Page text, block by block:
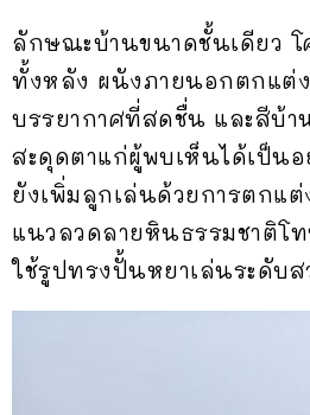
ลักษณะบ้านขนาดชั้นเดียว
ทั้งหลัง ผนังภายนอกตกแต่
บรรยากาศที่สดชื่น และสีบ้า
สะดุดตาแก่ผู้พบเห็นได้เป็น
ยังเพิ่มลูกเล่นด้วยการตกแต่
แนวลวดลายหินธรรมชาติโ
ใช้รูปทรงปั้นหยาเล่นระดับส